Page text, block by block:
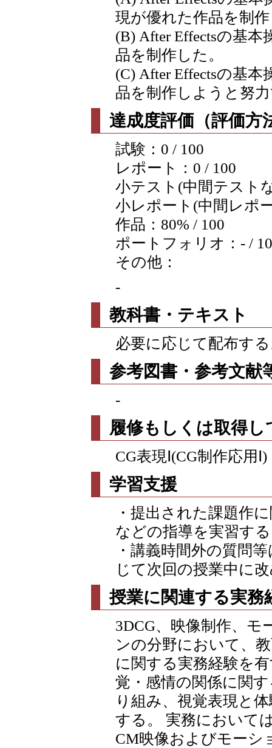
現が優れた作品を制
(B) After Effectsの基
品を制作した。
(C) After Effectsの基
品を制作しようと努
達成度評価（評価方
試験：0 / 100
レポート：0 / 100
小テスト(中間テスト
小レポート(中間レポ
作品：80% / 100
ポートフォリオ：- /
その他：
-
教科書・テキスト
必要に応じて配布す
参考図書・参考文献
-
履修もしくは取得
CG表現Ⅰ(CG制作応用Ⅰ)
学習支援
・提出された課題作
などの指導を実習す
・講義時間外の質問
じて次回の授業中に
授業に関連する実務
3DCG、映像制作、モ
ンの分野において、
に関する実務経験を
覚・感情の関係に関
り組み、視覚表現と
する。 実務において
CM映像およびモーシ